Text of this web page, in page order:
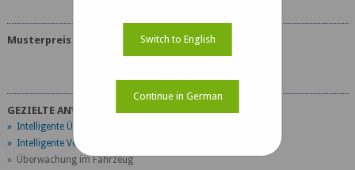
Musterpreis
GEZIELTE ANWENDUNGEN
» Intelligente Überwachung
» Intelligente Verkehrssysteme
» Überwachung im Fahrzeug
Switch to English
Continue in German